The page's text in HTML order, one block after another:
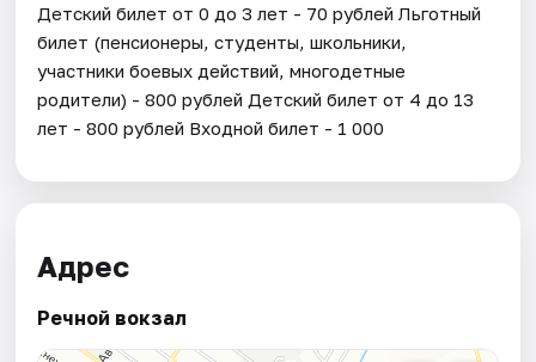
Детский билет от 0 до 3 лет - 70 рублей Льготный
билет (пенсионеры, студенты, школьники,
участники боевых действий, многодетные
родители) - 800 рублей Детский билет от 4 до 13
лет - 800 рублей Входной билет - 1 000
Адрес
Речной вокзал